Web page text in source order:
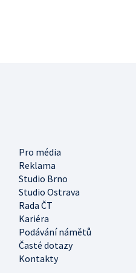
Pro média
Reklama
Studio Brno
Studio Ostrava
Rada ČT
Kariéra
Podávání námětů
Časté dotazy
Kontakty